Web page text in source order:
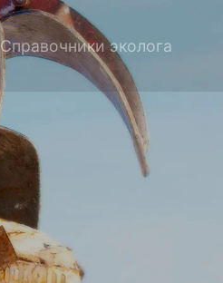
Справочники эколога